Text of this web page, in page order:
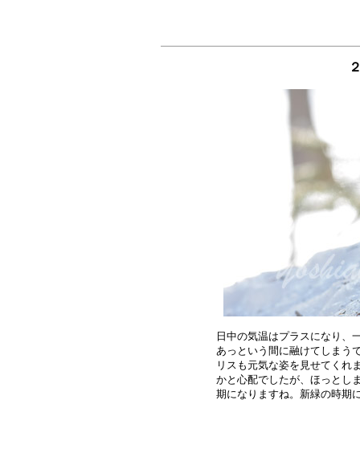
日中の気温はプラスになり、
あっという間に融けてしまう
リスも元気な姿を見せてくれ
かと心配でしたが、ほっとし